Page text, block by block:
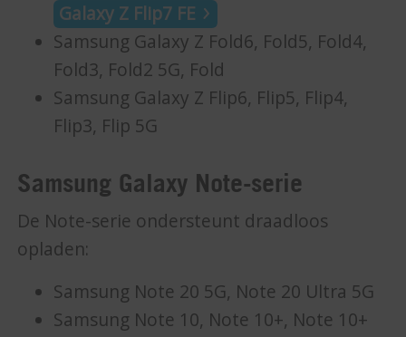
Galaxy Z Flip7 FE
Samsung Galaxy Z Fold6, Fold5, Fold4,
Fold3, Fold2 5G, Fold
Samsung Galaxy Z Flip6, Flip5, Flip4,
Flip3, Flip 5G
Samsung Galaxy Note-serie
De Note-serie ondersteunt draadloos
opladen:
Samsung Note 20 5G, Note 20 Ultra 5G
Samsung Note 10, Note 10+, Note 10+